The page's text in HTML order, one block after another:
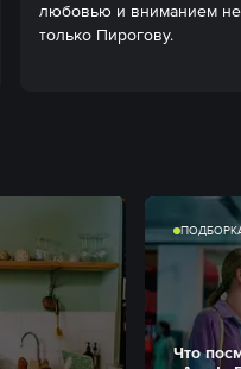
любовью и вниманием не
только Пирогову.
Что